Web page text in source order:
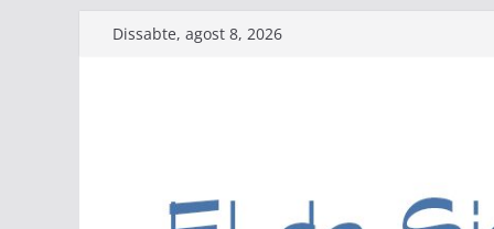
Dissabte, agost 8, 2026